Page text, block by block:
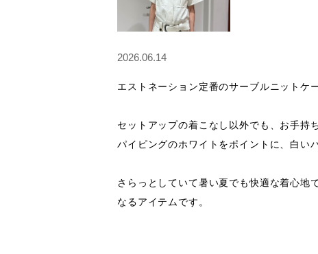
2026.06.14
エストネーション定番のサーブルニットケ
セットアップの着こなし以外でも、お手
パイピングのホワイトをポイントに、白い
さらっとしていて暑い夏でも快適な着心地
なるアイテムです。